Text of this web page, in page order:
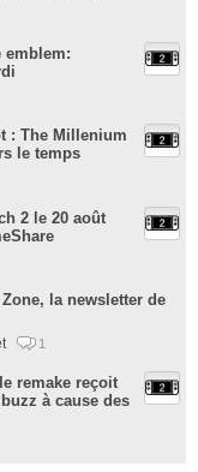
emblem:
: The Millenium
le temps
2 le 20 août
la newsletter de
1
remake reçoit
à cause des